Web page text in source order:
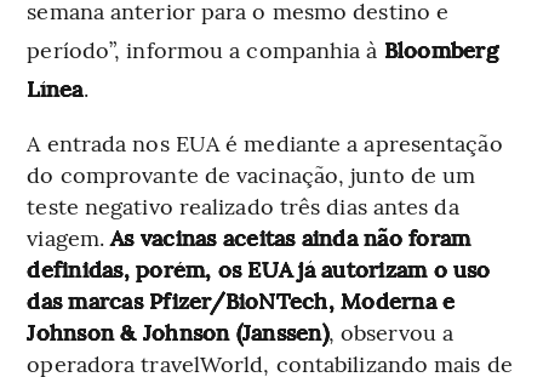
semana anterior para o mesmo destino e
período”, informou a companhia à Bloomberg
Línea.
A entrada nos EUA é mediante a apresentação
do comprovante de vacinação, junto de um
teste negativo realizado três dias antes da
viagem.As vacinas aceitas ainda não foram
definidas, porém, os EUA já autorizam o uso
das marcas Pfizer/BioNTech, Moderna e
Johnson & Johnson (Janssen), observou a
operadora travelWorld, contabilizando mais de